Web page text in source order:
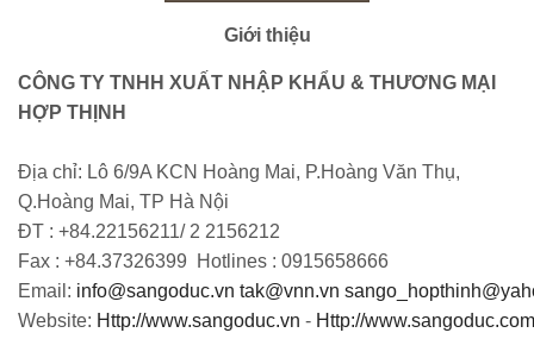
Giới thiệu
CÔNG TY TNHH XUẤT NHẬP KHẨU & THƯƠNG MẠI
HỢP THỊNH
Địa chỉ: Lô 6/9A KCN Hoàng Mai, P.Hoàng Văn Thụ,
Q.Hoàng Mai, TP Hà Nội
ĐT : +84.22156211/ 2 2156212
Fax : +84.37326399 Hotlines : 0915658666
Email: info@sangoduc.vn tak@vnn.vn
Website: Http://www.sangoduc.vn - Http://